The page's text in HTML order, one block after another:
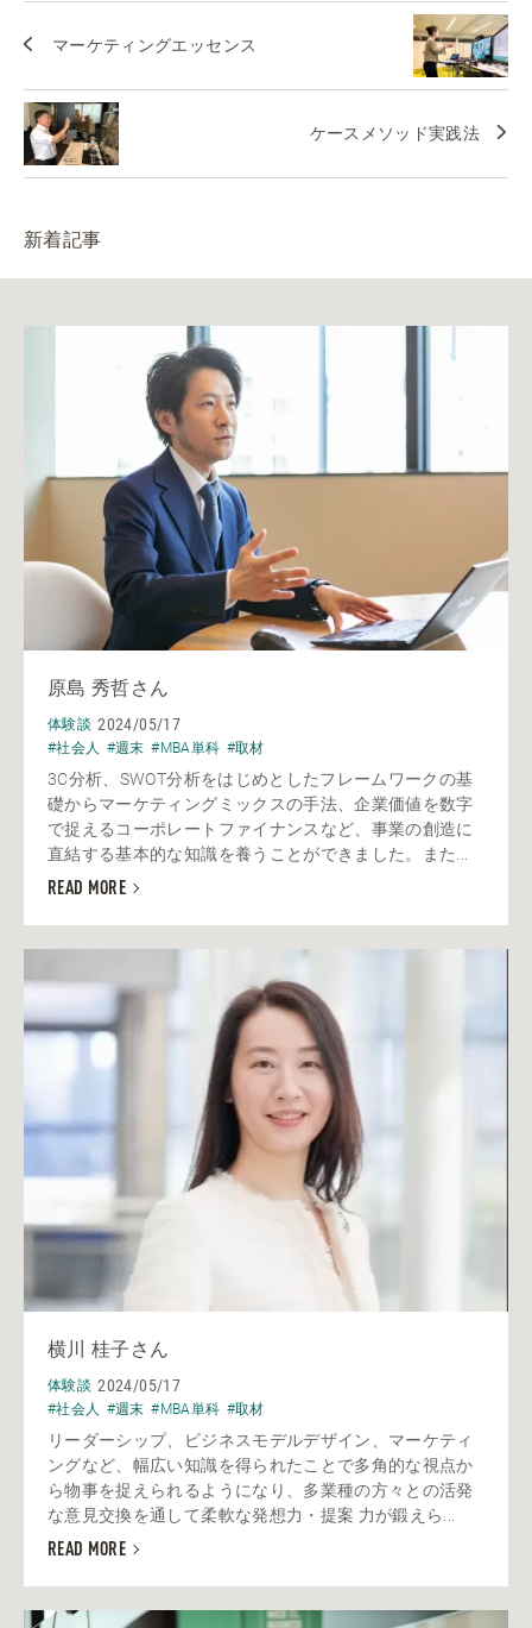
マーケティングエッセンス
ケースメソッド実践法
新着記事
原島 秀哲さん
体験談 2024/05/17
#社会人 #週末 #MBA単科 #取材
3C分析、SWOT分析をはじめとしたフレームワークの基
礎からマーケティングミックスの手法、企業価値を数字
で捉えるコーポレートファイナンスなど、事業の創造に
直結する基本的な知識を養うことができました。また...
READ MORE
横川 桂子さん
体験談 2024/05/17
#社会人 #週末 #MBA単科 #取材
リーダーシップ、ビジネスモデルデザイン、マーケティ
ングなど、幅広い知識を得られたことで多角的な視点か
ら物事を捉えられるようになり、多業種の方々との活発
な意見交換を通して柔軟な発想力・提案 力が鍛えら...
READ MORE